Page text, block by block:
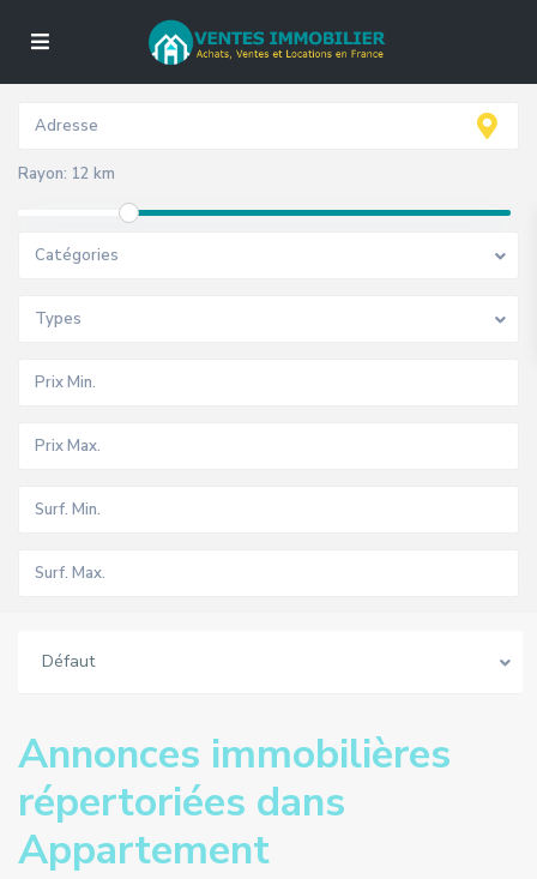
Rayon: 12 km
Catégories
Types
Défaut
Annonces immobilières
répertoriées dans
Appartement